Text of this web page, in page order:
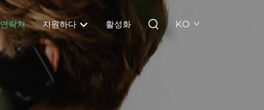
연락처 지원하다 활성화 KO